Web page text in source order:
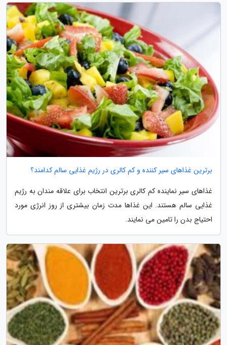
برترین غذاهای سیر کننده و کم کالری در رژیم غذایی سالم کدامند؟
غذاهای سیر نماینده کم کالری برترین انتخاب برای علاقه مندان به رژیم
غذایی سالم هستند. این غذاها مدت زمان بیشتری از روز انرژی مورد
احتیاج بدن را تامین می نمایند.